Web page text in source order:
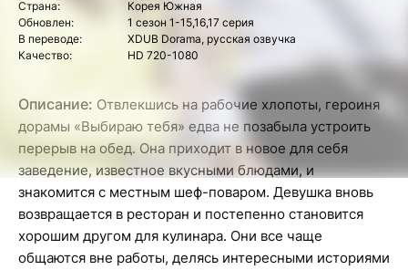
Страна:
Корея Южная
Обновлен:
1 сезон 1-15,16,17 серия
В переводе:
XDUB Dorama, русская озвучка
Качество:
HD 720-1080
Описание: Отвлекшись на рабочие хлопоты, героиня
дорамы «Выбираю тебя» едва не позабыла устроить
перерыв на обед. Она приходит в новое для себя
заведение, известное вкусными блюдами, и
знакомится с местным шеф-поваром. Девушка вновь
возвращается в ресторан и постепенно становится
хорошим другом для кулинара. Они все чаще
общаются вне работы, делясь интересными историями